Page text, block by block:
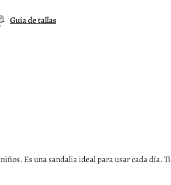
Guía de tallas
Es una sandalia ideal para usar cada día.